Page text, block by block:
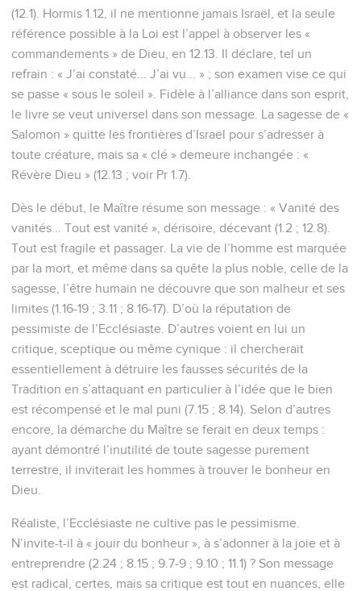
(12.1). Hormis 1.12, il ne mentionne jamais Israël, et la seule
référence possible à la Loi est l’appel à observer les «
commandements » de Dieu, en 12.13. Il déclare, tel un
refrain : « J’ai constaté... J’ai vu... » ; son examen vise ce qui
se passe « sous le soleil ». Fidèle à l’alliance dans son esprit,
le livre se veut universel dans son message. La sagesse de «
Salomon » quitte les frontières d’Israël pour s’adresser à
toute créature, mais sa « clé » demeure inchangée : «
Révère Dieu » (12.13 ; voir Pr 1.7).
Dès le début, le Maître résume son message : « Vanité des
vanités... Tout est vanité », dérisoire, décevant (1.2 ; 12.8).
Tout est fragile et passager. La vie de l’homme est marquée
par la mort, et même dans sa quête la plus noble, celle de la
sagesse, l’être humain ne découvre que son malheur et ses
limites (1.16-19 ; 3.11 ; 8.16-17). D’où la réputation de
pessimiste de l’Ecclésiaste. D’autres voient en lui un
critique, sceptique ou même cynique : il chercherait
essentiellement à détruire les fausses sécurités de la
Tradition en s’attaquant en particulier à l’idée que le bien
est récompensé et le mal puni (7.15 ; 8.14). Selon d’autres
encore, la démarche du Maître se ferait en deux temps :
ayant démontré l’inutilité de toute sagesse purement
terrestre, il inviterait les hommes à trouver le bonheur en
Dieu.
Réaliste, l’Ecclésiaste ne cultive pas le pessimisme.
N’invite-t-il à « jouir du bonheur », à s’adonner à la joie et à
entreprendre (2.24 ; 8.15 ; 9.7-9 ; 9.10 ; 11.1) ? Son message
est radical, certes, mais sa critique est tout en nuances, elle